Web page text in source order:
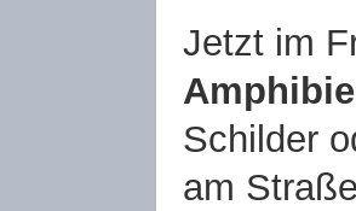
Jetzt im
Schilder
am